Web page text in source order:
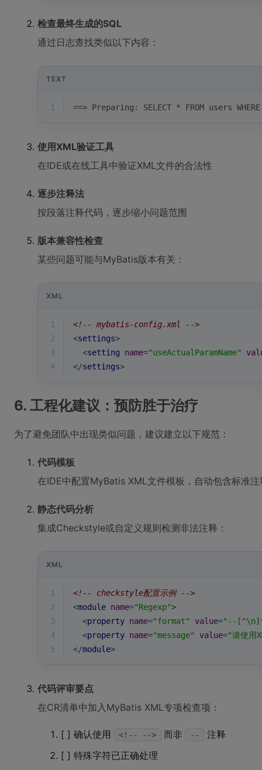
检查最终生成的SQL
通过日志查找类似以下内容：
TEXT
1 ==> Preparing: SELECT * FROM users
使用XML验证工具
在IDE或在线工具中验证XML文件的合法性
逐步注释法
按段落注释代码，逐步缩小问题范围
版本兼容性检查
某些问题可能与MyBatis版本有关：
XML
1
<!-- mybatis-config.xml -->
2
<settings>
3
<setting name="useActualParamName"
4
</settings>
6. 工程化建议：预防胜于治疗
为了避免团队中出现类似问题，建议建立以下规范：
代码模板
在IDE中配置MyBatis XML文件模板，自动包含标准注
静态代码分析
集成Checkstyle或自定义规则检测非法注释：
XML
1
<!-- checkstyle配置示例 -->
2
<module name="Regexp">
3
<property name="format" value="--
4
<property name="message" value="请使用
5
</module>
代码评审要点
在CR清单中加入MyBatis XML专项检查项：
[ ] 确认使用 <!-- --> 而非 --
注释
[ ] 特殊字符已正确处理